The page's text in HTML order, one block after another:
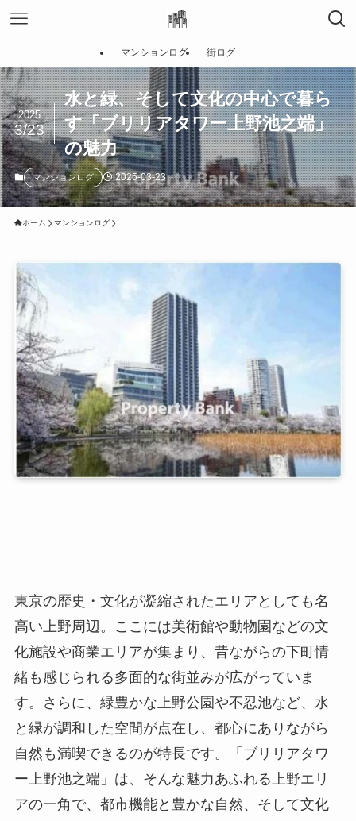
マンションログ 街ログ
水と緑、そして文化の中心で暮ら
す「ブリリアタワー上野池之端」
の魅力
2025
3/23
マンションログ 2025-03-23
ホーム マンションログ
東京の歴史・文化が凝縮されたエリアとしても名
高い上野周辺。ここには美術館や動物園などの文
化施設や商業エリアが集まり、昔ながらの下町情
緒も感じられる多面的な街並みが広がっていま
す。さらに、緑豊かな上野公園や不忍池など、水
と緑が調和した空間が点在し、都心にありながら
自然も満喫できるのが特長です。「ブリリアタワ
ー上野池之端」は、そんな魅力あふれる上野エリ
アの一角で、都市機能と豊かな自然、そして文化